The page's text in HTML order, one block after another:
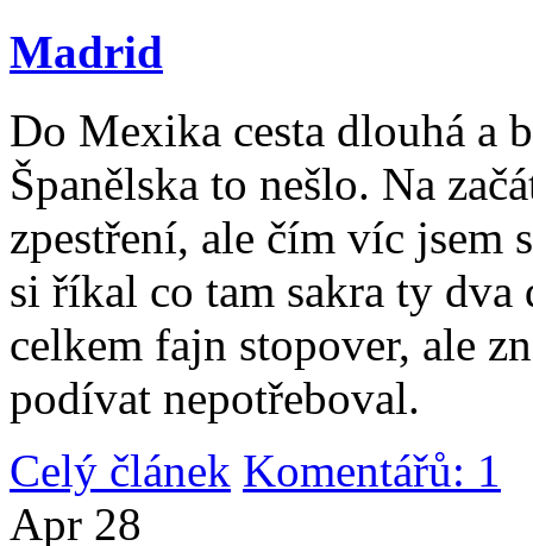
Madrid
Do Mexika cesta dlouhá a
Španělska to nešlo. Na
zpestření, ale čím víc jsem
si říkal co tam sakra ty
celkem fajn stopover, ale
podívat nepotřeboval.
Celý článek Komentářů: 1
Apr 28